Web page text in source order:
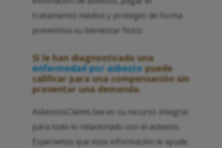
tratamiento médico y proteger de forma
preventiva su bienestar físico.
Si le han diagnosticado una
enfermedad por asbestopuede
calificar para una compensación sin
presentar una demanda.
AsbestosClaims.law es su recurso integral
para todo lo relacionado con el asbesto.
Esperamos que esta información le ayude.